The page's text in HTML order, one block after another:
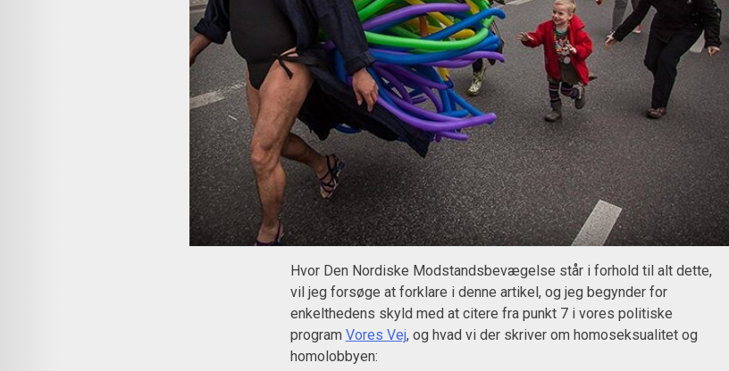
Hvor Den Nordiske Modstandsbevægelse står i forhold til alt dette,
vil jeg forsøge at forklare i denne artikel, og jeg begynder for
enkelthedens skyld med at citere fra punkt 7 i vores politiske
program Vores Vej, og hvad vi der skriver om homoseksualitet og
homolobbyen: